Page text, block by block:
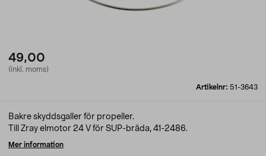
49,00
(inkl. moms)
Artikelnr: 51-3643
Bakre skyddsgaller för propeller.
Till Zray elmotor 24 V för SUP-bräda, 41-2486.
Mer information